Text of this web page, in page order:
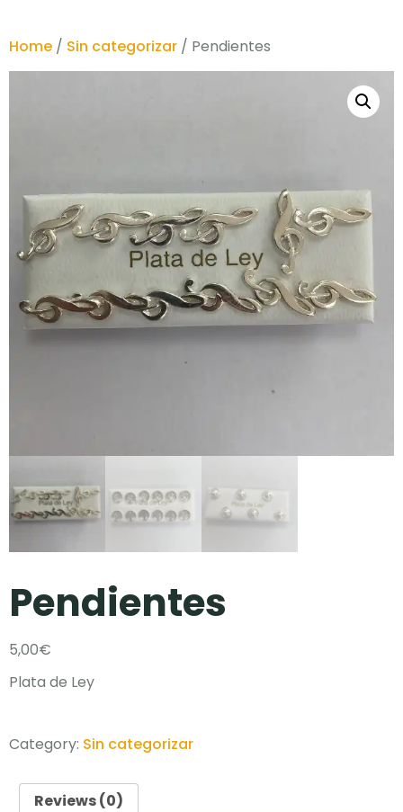
Home / Sin categorizar / Pendientes
Pendientes
5,00€
Plata de Ley
Category: Sin categorizar
Reviews (0)